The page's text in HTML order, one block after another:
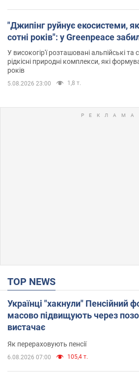
"Джипінг руйнує екосистеми,
сотні років": у Greenpeace
У високогір'ї розташовані альпійські та
рідкісні природні комплекси, які
років
5.08.2026 23:00 1,8 т.
TOP NEWS
Українці "хакнули" Пенсійний
масово підвищують через
вистачає
Як перераховують пенсії
6.08.2026 07:00 105,4 т.